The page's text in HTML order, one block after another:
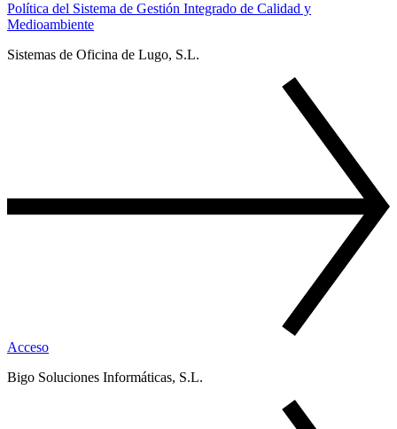
Política del Sistema de Gestión Integrado de Calidad y
Medioambiente
Sistemas de Oficina de Lugo, S.L.
Acceso
Bigo Soluciones Informáticas, S.L.